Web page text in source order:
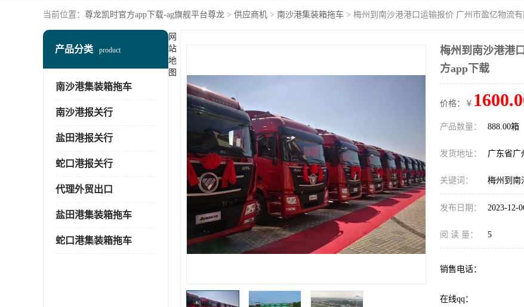
当前位置： 尊龙凯时官方app下载-ag旗舰平台尊龙 > 供应商机 > 南沙港集装箱拖车 > 梅州到南沙港港口运输报价 广州市盈亿物流有
产品分类 product
南沙港集装箱拖车
南沙港报关行
盐田港报关行
蛇口港报关行
代理外贸出口
盐田港集装箱拖车
蛇口港集装箱拖车
梅州到南沙港港
方app下载
价格：￥
产品数量： 888.00箱
发货地址： 广东省广
关键词： 梅州到南
发布日期： 2023-12-
阅 读 量： 5
销售电话：
在线qq：
网
站
地
图